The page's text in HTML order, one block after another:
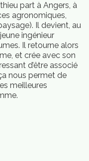
part à Angers, à
agronomiques,
Il devient, au
ingénieur
Il retourne alors
et crée avec son
d’être associé
nous permet de
meilleures